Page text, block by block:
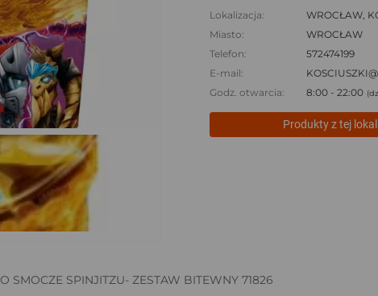
Lokalizacja:
WROCŁAW,
Miasto:
WROCŁAW
Telefon:
572474199
E-mail:
Godz. otwarcia:
8:00 - 22:00
Produkty z tej
SMOCZE SPINJITZU- ZESTAW BITEWNY 71826